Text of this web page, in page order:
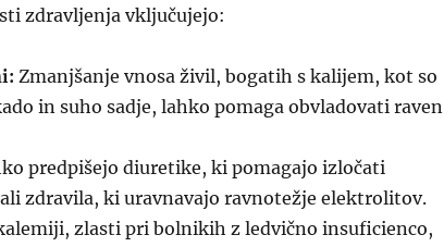
zdravljenja vključujejo:
Zmanjšanje vnosa živil, bogatih s kalijem, kot so
in suho sadje, lahko pomaga obvladovati raven
predpišejo diuretike, ki pomagajo izločati
zdravila, ki uravnavajo ravnotežje elektrolitov.
zlasti pri bolnikih z ledvično insuficienco,